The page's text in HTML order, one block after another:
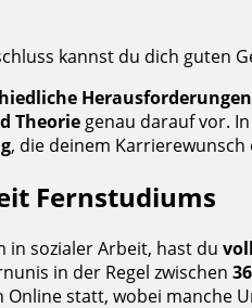
kannst du dich guten
Herausforderungen
Theorie genau darauf vor.
, die deinem
Fernstudiums
in sozialer Arbeit, hast du
in der Regel zwischen
statt, wobei manche